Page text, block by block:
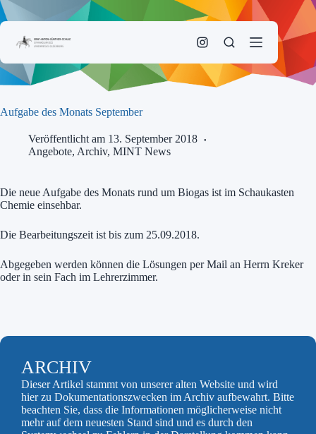
Zum
Inhalt
Aufgabe des Monats September
Veröffentlicht am 13. September 2018
Angebote, Archiv, MINT News
Die neue Aufgabe des Monats rund um Biogas ist im Schaukasten
Chemie einsehbar.
Die Bearbeitungszeit ist bis zum 25.09.2018.
Abgegeben werden können die Lösungen per Mail an Herrn Kreker
oder in sein Fach im Lehrerzimmer.
ARCHIV
Dieser Artikel stammt von unserer alten Website und wird
hier zu Dokumentationszwecken im Archiv aufbewahrt. Bitte
beachten Sie, dass die Informationen möglicherweise nicht
mehr auf dem neuesten Stand sind und es durch den